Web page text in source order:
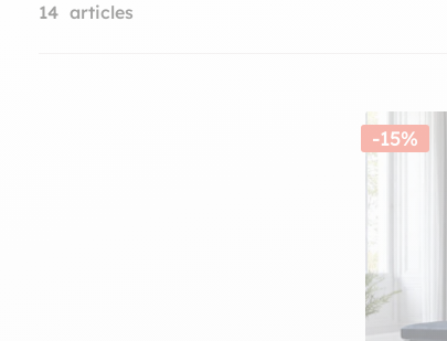
14 articles
-15%